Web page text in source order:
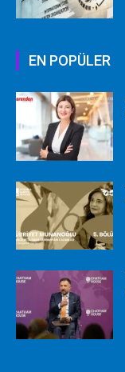
EN POPÜLER